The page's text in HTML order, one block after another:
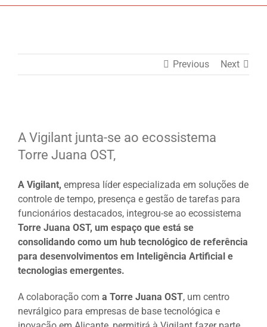
Previous Next
Larger
Image
A Vigilant junta-se ao ecossistema
Torre Juana OST,
A Vigilant, empresa líder especializada em soluções de
controle de tempo, presença e gestão de tarefas para
funcionários destacados, integrou-se ao ecossistema
Torre Juana OST, um espaço que está se
consolidando como um hub tecnológico de referência
para desenvolvimentos em Inteligência Artificial e
tecnologias emergentes.
A colaboração com a Torre Juana OST, um centro
nevrálgico para empresas de base tecnológica e